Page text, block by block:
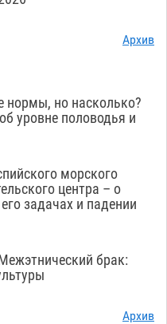
Архив
но насколько?
уровне половодья и
морского
центра – о
задачах и падении
брак:
Архив